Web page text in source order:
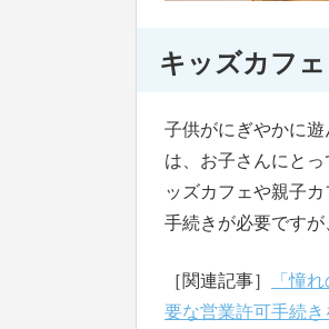
キッズカフ
子供がにぎやかに
は、お子さんにと
ッズカフェや親子
手続きが必要です
［関連記事］
「憧
要な営業許可手続き